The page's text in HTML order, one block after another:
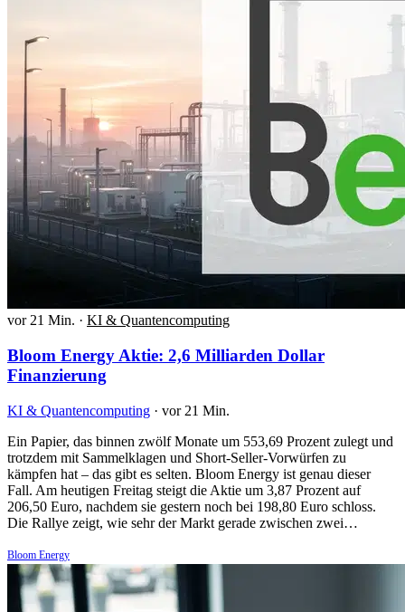
vor 21 Min. · KI & Quantencomputing
Bloom Energy Aktie: 2,6 Milliarden Dollar
Finanzierung
KI & Quantencomputing · vor 21 Min.
Ein Papier, das binnen zwölf Monate um 553,69 Prozent zulegt und
trotzdem mit Sammelklagen und Short-Seller-Vorwürfen zu
kämpfen hat – das gibt es selten. Bloom Energy ist genau dieser
Fall. Am heutigen Freitag steigt die Aktie um 3,87 Prozent auf
206,50 Euro, nachdem sie gestern noch bei 198,80 Euro schloss.
Die Rallye zeigt, wie sehr der Markt gerade zwischen zwei…
Bloom Energy